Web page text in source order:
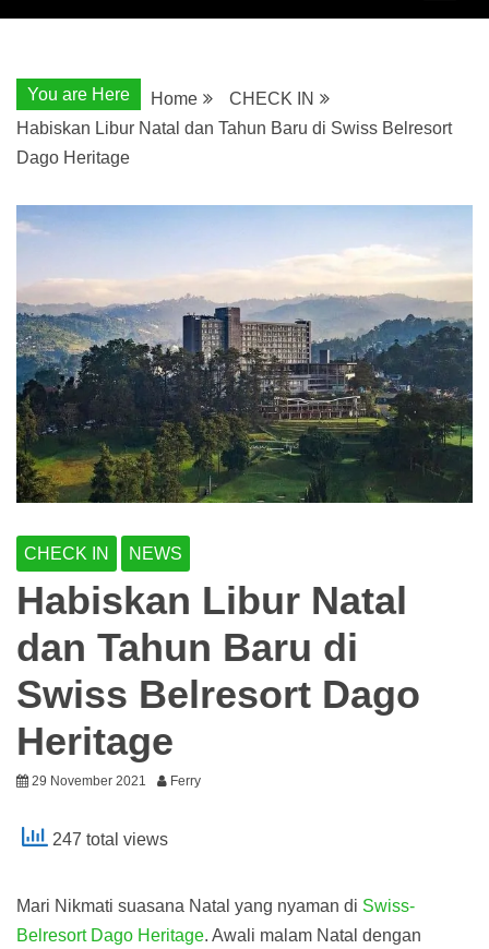
You are Here Home
CHECK IN
Habiskan Libur Natal dan Tahun Baru di Swiss Belresort
Dago Heritage
CHECK IN NEWS
Habiskan Libur Natal
dan Tahun Baru di
Swiss Belresort Dago
Heritage
29 November 2021 Ferry
247 total views
Mari Nikmati suasana Natal yang nyaman di Swiss-
Belresort Dago Heritage. Awali malam Natal dengan